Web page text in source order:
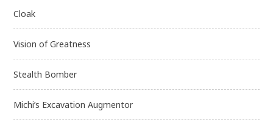
Cloak
Vision of Greatness
Stealth Bomber
Michi’s Excavation Augmentor